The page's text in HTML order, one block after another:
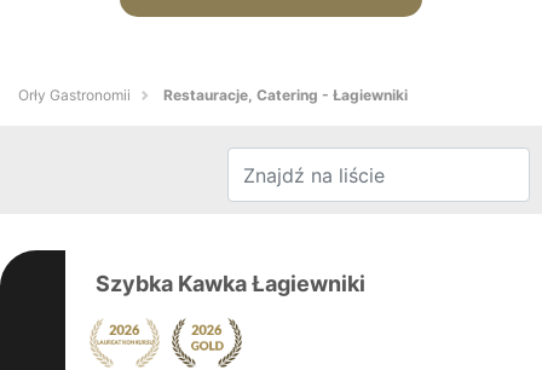
Orły Gastronomii Restauracje, Catering - Łagiewniki
Szybka Kawka Łagiewniki